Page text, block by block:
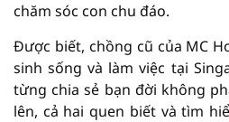
chăm sóc con chu đáo.
Được biết, chồng cũ của MC
sinh sống và làm việc tại
từng chia sẻ bạn đời không
lên, cả hai quen biết và tìm